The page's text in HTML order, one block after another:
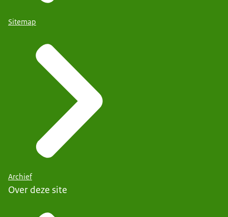
Sitemap
Archief
Over deze site